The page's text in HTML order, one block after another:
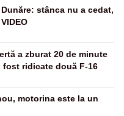
stânca nu a cedat,
a zburat 20 de minute
fost ridicate două F-16
motorina este la un